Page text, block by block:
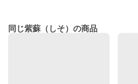
同じ紫蘇（しそ）の商品